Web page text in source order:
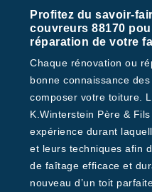
Profitez du savoir-
couvreurs 88170
réparation de votre
Chaque rénovation ou
bonne connaissance
composer votre toiture.
K.Winterstein Père &
expérience durant
et leurs techniques afin
de faîtage efficace et
nouveau d’un toit